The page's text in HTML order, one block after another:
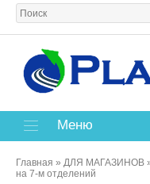
Меню
Главная » ДЛЯ МАГАЗИНОВ
на 7-м отделений